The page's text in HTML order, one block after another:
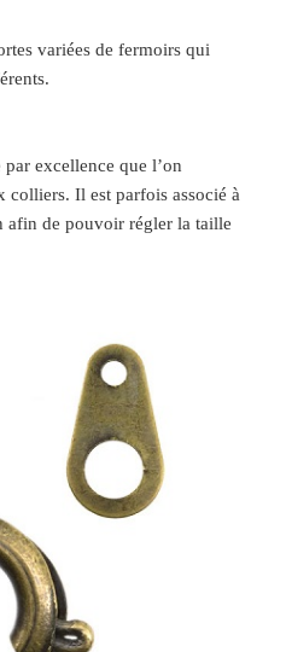
variées de fermoirs qui
excellence que l’on
colliers. Il est parfois associé à
afin de pouvoir régler la taille